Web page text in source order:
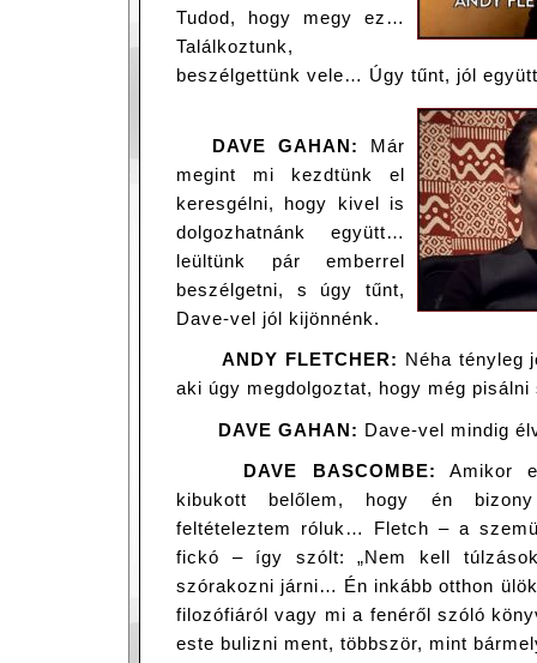
Tudod, hogy megy ez…
Találkoztunk,
beszélgettünk vele… Úgy tűnt, jól
DAVE GAHAN:
Már
megint mi kezdtünk el
keresgélni, hogy kivel is
dolgozhatnánk együtt…
leültünk pár emberrel
beszélgetni, s úgy tűnt,
Dave-vel jól kijönnénk.
ANDY FLETCHER: Néha tényleg
aki úgy megdolgoztat, hogy még
DAVE GAHAN: Dave-vel mindig
DAVE BASCOMBE: Amikor
kibukott belőlem, hogy én bizony
feltételeztem róluk… Fletch – a
fickó – így szólt: „Nem kell
szórakozni járni… Én inkább otthon
filozófiáról vagy mi a fenéről szóló
este bulizni ment, többször, mint